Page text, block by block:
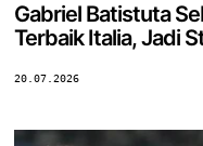
Gabriel Batistuta
Terbaik Italia, Jadi
20.07.2026